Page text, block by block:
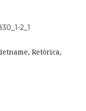
2_1
Retórica,